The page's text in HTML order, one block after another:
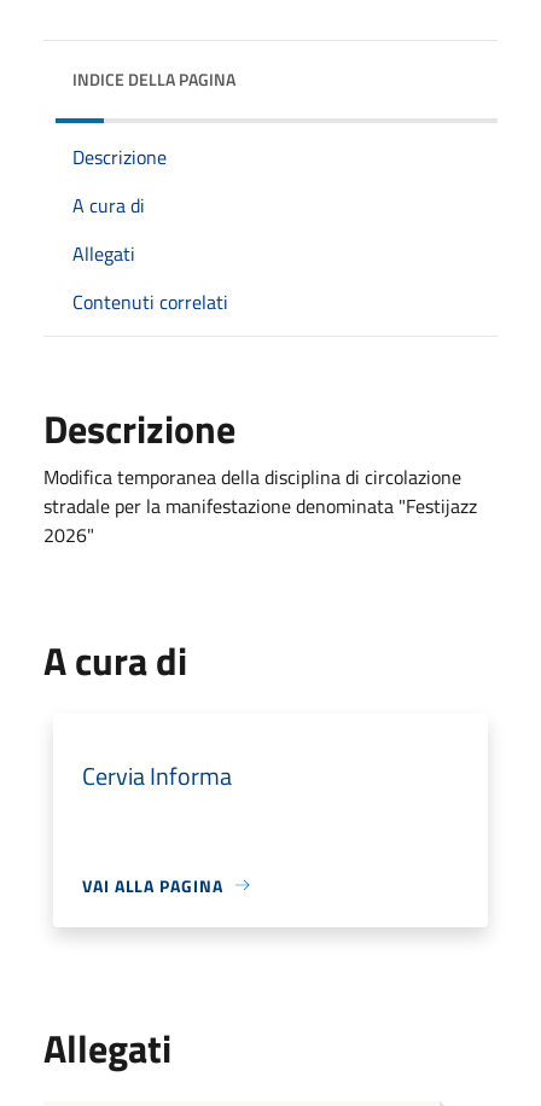
INDICE DELLA PAGINA
Descrizione
A cura di
Allegati
Contenuti correlati
Descrizione
Modifica temporanea della disciplina di circolazione
stradale per la manifestazione denominata "Festijazz
2026"
A cura di
Cervia Informa
VAI ALLA PAGINA
Allegati